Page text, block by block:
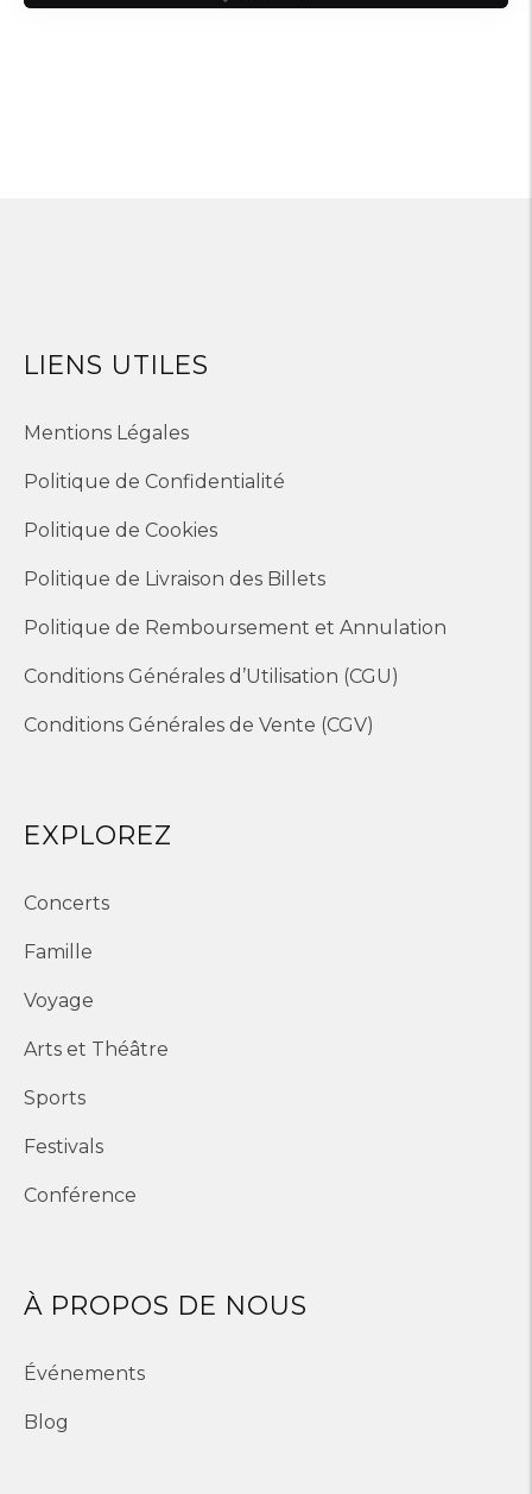
LIENS UTILES
Mentions Légales
Politique de Confidentialité
Politique de Cookies
Politique de Livraison des Billets
Politique de Remboursement et Annulation
Conditions Générales d’Utilisation (CGU)
Conditions Générales de Vente (CGV)
EXPLOREZ
Concerts
Famille
Voyage
Arts et Théâtre
Sports
Festivals
Conférence
À PROPOS DE NOUS
Événements
Blog